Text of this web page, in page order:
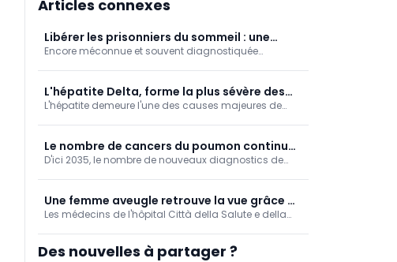
Articles connexes
Libérer les prisonniers du sommeil : une
avancée thérapeutique majeure frappe à la
porte de la narcolepsie
Encore méconnue et souvent diagnostiquée
traitements actuels restent essentiellement
symptomatiques, une nouvelle génération de
médicaments ciblant directement le système de
l’orexine pourrait marquer un tournant majeur dans
la prise en charge de la maladie.
L'hépatite Delta, forme la plus sévère des
hépatites virales
L'hépatite demeure l'une des causes majeures de
plus sévère des hépatites virales, et participe à
plusieurs essais cliniques.
Le nombre de cancers du poumon continue
d'augmenter, en particulier chez les
femmes et les non-fumeurs
D'ici 2035, le nombre de nouveaux diagnostics de
Une femme aveugle retrouve la vue grâce à
une première réalisée dans un hôpital italien
Les médecins de l'hôpital Città della Salute e della
centrale de la rétine, la macula.
Des nouvelles à partager ?